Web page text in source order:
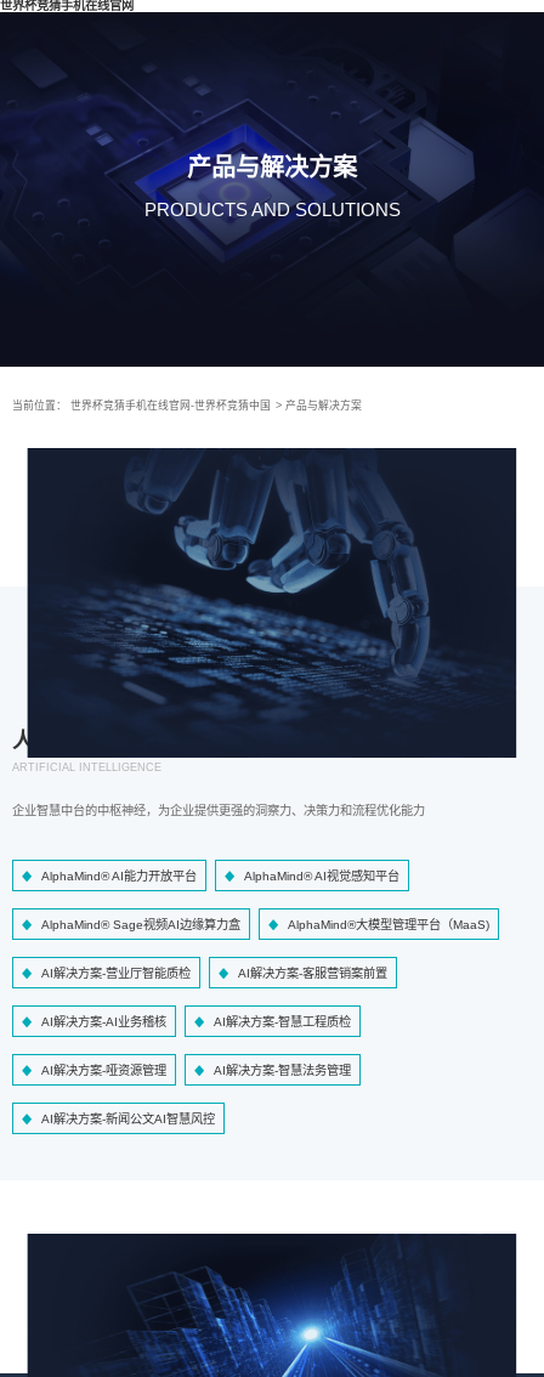
世界杯竞猜手机在线官网
产品与解决方案
PRODUCTS AND SOLUTIONS
当前位置： 世界杯竞猜手机在线官网-世界杯竞猜中国 > 产品与解决方案
人工智能
ARTIFICIAL INTELLIGENCE
企业智慧中台的中枢神经，为企业提供更强的洞察力、决策力和流程优化能力
AlphaMind® AI能力开放平台 AlphaMind® AI视觉感知平台
AlphaMind® Sage视频AI边缘算力盒 AlphaMind®大模型管理平台（MaaS)
AI解决方案-营业厅智能质检 AI解决方案-客服营销案前置
AI解决方案-AI业务稽核 AI解决方案-智慧工程质检
AI解决方案-哑资源管理 AI解决方案-智慧法务管理
AI解决方案-新闻公文AI智慧风控